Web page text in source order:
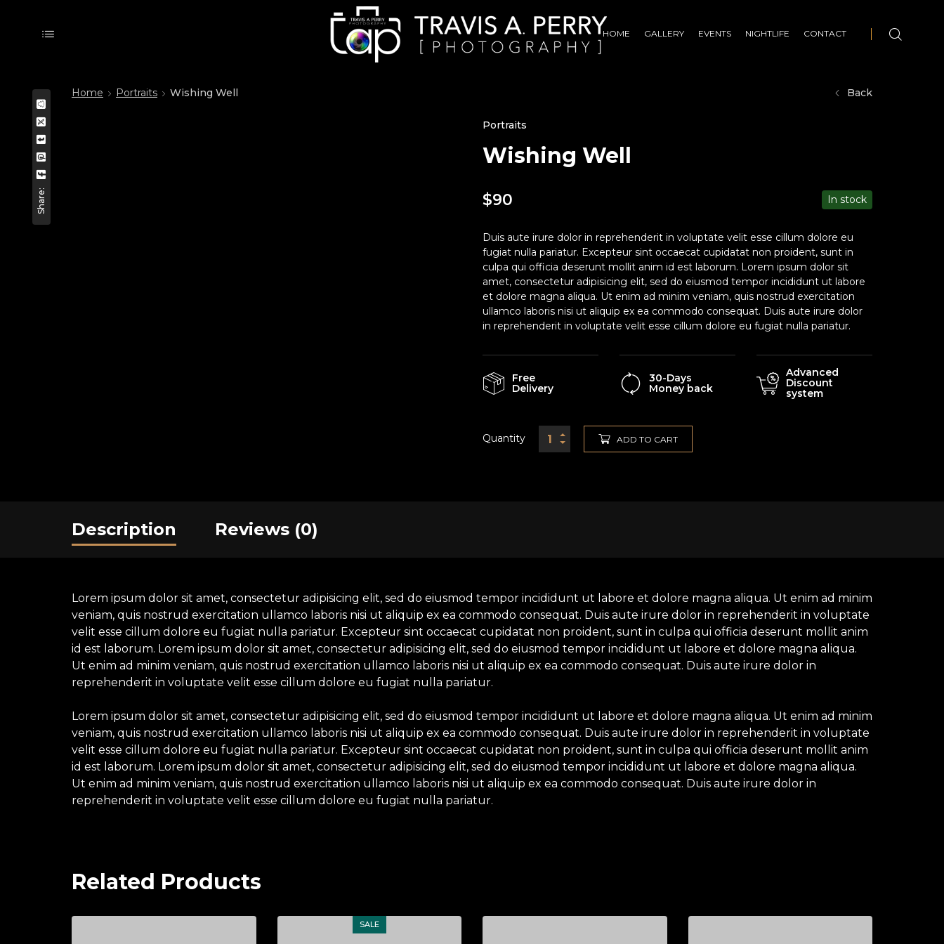
HOME GALLERY EVENTS NIGHTLIFE CONTACT
Share:
Home Portraits Wishing Well Back
Portraits
Wishing Well
$90 In stock
Duis aute irure dolor in reprehenderit in voluptate velit esse cillum dolore eu
fugiat nulla pariatur. Excepteur sint occaecat cupidatat non proident, sunt in
culpa qui officia deserunt mollit anim id est laborum. Lorem ipsum dolor sit
amet, consectetur adipisicing elit, sed do eiusmod tempor incididunt ut labore
et dolore magna aliqua. Ut enim ad minim veniam, quis nostrud exercitation
ullamco laboris nisi ut aliquip ex ea commodo consequat. Duis aute irure dolor
in reprehenderit in voluptate velit esse cillum dolore eu fugiat nulla pariatur.
Free
Delivery
30-Days
Money back
Advanced
Discount
system
Quantity ADD TO CART
Description Reviews (0)
Lorem ipsum dolor sit amet, consectetur adipisicing elit, sed do eiusmod tempor incididunt ut labore et dolore magna aliqua. Ut enim ad minim
veniam, quis nostrud exercitation ullamco laboris nisi ut aliquip ex ea commodo consequat. Duis aute irure dolor in reprehenderit in voluptate
velit esse cillum dolore eu fugiat nulla pariatur. Excepteur sint occaecat cupidatat non proident, sunt in culpa qui officia deserunt mollit anim
id est laborum. Lorem ipsum dolor sit amet, consectetur adipisicing elit, sed do eiusmod tempor incididunt ut labore et dolore magna aliqua.
Ut enim ad minim veniam, quis nostrud exercitation ullamco laboris nisi ut aliquip ex ea commodo consequat. Duis aute irure dolor in
reprehenderit in voluptate velit esse cillum dolore eu fugiat nulla pariatur.
Lorem ipsum dolor sit amet, consectetur adipisicing elit, sed do eiusmod tempor incididunt ut labore et dolore magna aliqua. Ut enim ad minim
veniam, quis nostrud exercitation ullamco laboris nisi ut aliquip ex ea commodo consequat. Duis aute irure dolor in reprehenderit in voluptate
velit esse cillum dolore eu fugiat nulla pariatur. Excepteur sint occaecat cupidatat non proident, sunt in culpa qui officia deserunt mollit anim
id est laborum. Lorem ipsum dolor sit amet, consectetur adipisicing elit, sed do eiusmod tempor incididunt ut labore et dolore magna aliqua.
Ut enim ad minim veniam, quis nostrud exercitation ullamco laboris nisi ut aliquip ex ea commodo consequat. Duis aute irure dolor in
reprehenderit in voluptate velit esse cillum dolore eu fugiat nulla pariatur.
Related Products
SALE